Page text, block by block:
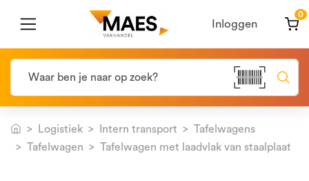
Inloggen
0
Logistiek Intern transport
Tafelwagens
Tafelwagen
Tafelwagen met laadvlak van staalplaat